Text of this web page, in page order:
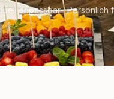
anpassbar · Persönlich